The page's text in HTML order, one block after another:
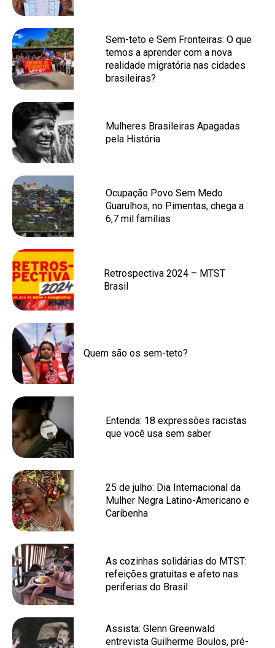
Sem-teto e Sem Fronteiras: O que
temos a aprender com a nova
realidade migratória nas cidades
brasileiras?
Mulheres Brasileiras Apagadas
pela História
Ocupação Povo Sem Medo
Guarulhos, no Pimentas, chega a
6,7 mil famílias
Retrospectiva 2024 – MTST
Brasil
Quem são os sem-teto?
Entenda: 18 expressões racistas
que você usa sem saber
25 de julho: Dia Internacional da
Mulher Negra Latino-Americano e
Caribenha
As cozinhas solidárias do MTST:
refeições gratuitas e afeto nas
periferias do Brasil
Assista: Glenn Greenwald
entrevista Guilherme Boulos, pré-